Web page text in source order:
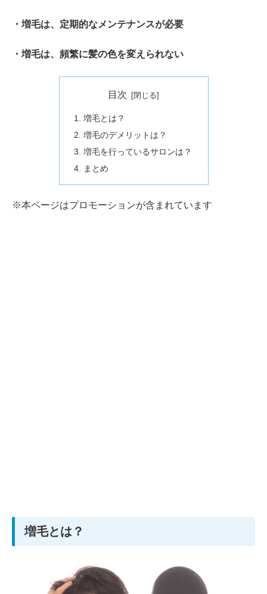
・増毛は、定期的なメンテナンスが必要
・増毛は、頻繁に髪の色を変えられない
目次
増毛とは？
増毛のデメリットは？
増毛を行っているサロンは？
まとめ
※本ページはプロモーションが含まれています
増毛とは？